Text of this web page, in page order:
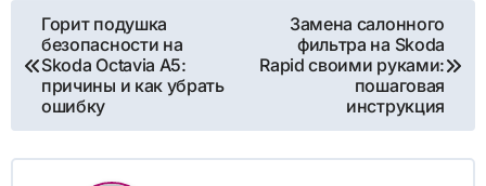
Навигация
по
записям
Горит подушка
безопасности на
Skoda Octavia A5:
причины и как убрать
ошибку
Замена салонного
фильтра на Skoda
Rapid своими руками:
пошаговая
инструкция